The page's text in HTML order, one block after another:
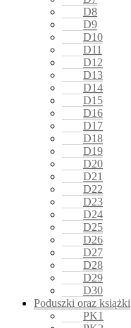
D8
D9
D10
D11
D12
D13
D14
D15
D16
D17
D18
D19
D20
D21
D22
D23
D24
D25
D26
D27
D28
D29
D30
Poduszki oraz książki
PK1